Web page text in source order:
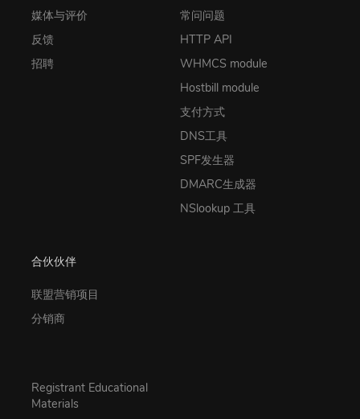
媒体与评价
反馈
招聘
常问问题
HTTP API
WHMCS module
Hostbill module
支付方式
DNS工具
SPF发生器
DMARC生成器
NSlookup 工具
合伙伙伴
联盟营销项目
分销商
Registrant Educational
Materials